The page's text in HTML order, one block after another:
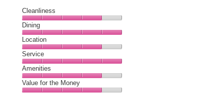
Cleanliness
Cleanliness,
4
out
of
5
Dining
Dining,
5
out
of
5
Location
Location,
4
out
of
5
Service
Service,
5
out
Amenities
Amenities,
4
Value for the Money